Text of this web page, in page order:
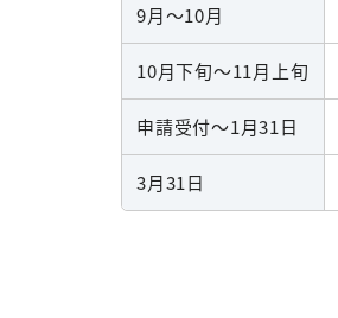
9月～10月
10月下旬～11月上旬
申請受付～1月31日
3月31日